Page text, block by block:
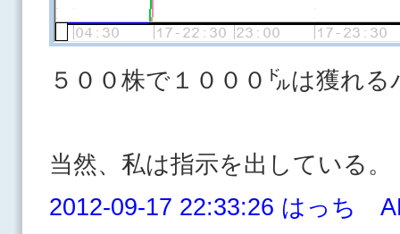
５００株で１０００㌦は獲れ
当然、私は指示を出している。
2012-09-17 22:33:26 はっち